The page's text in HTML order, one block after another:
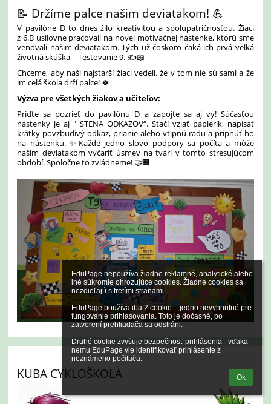
EduPage nepoužíva žiadne reklamné, analytické alebo
iné súkromie ohrozujúce cookies. Žiadne cookies sa
nezdieľajú s tretími stranami.
EduPage používa iba 2 cookie – jedno nevyhnutné pre
fungovanie prihlasovania. Toto je dočasné, po
zatvorení prehliadača sa odstráni.
Druhé cookie zvyšuje bezpečnosť prihlásenia - vďaka
nemu EduPage vie identifikovať prihlásenie z
neznámeho počítača.
Ok
📝 Držíme palce našim deviatakom! 💪
V pavilóne D to dnes žilo kreativitou a spolupatričnosťou. Žiaci
z 6.B usilovne pracovali na novej motivačnej nástenke, ktorú sme
venovali našim deviatakom. Tých už čoskoro čaká ich prvá veľká
životná skúška – Testovanie 9. ✍️📖
Chceme, aby naši najstarší žiaci vedeli, že v tom nie sú sami a že
im celá škola drží palce! 🍀
Výzva pre všetkých žiakov a učiteľov:
Príďte sa pozrieť do pavilónu D a zapojte sa aj vy! Súčasťou
nástenky je aj " STENA ODKAZOV“. Stačí vziať papierik, napísať
krátky povzbudivý odkaz, prianie alebo vtipnú radu a pripnúť ho
na nástenku. ✨Každé jedno slovo podpory sa počíta a môže
našim deviatakom vyčariť úsmev na tvári v tomto stresujúcom
období. Spoločne to zvládneme! 🤝🏢
KUBA CYKLOŠKOLA